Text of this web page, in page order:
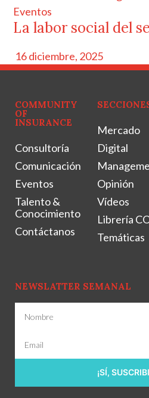
Eventos
La labor social del
16 diciembre, 2025
COMMUNITY
OF
INSURANCE
Consultoría
Comunicación
Eventos
Talento &
Conocimiento
Contáctanos
Mercado
Digital
Opinión
Vídeos
Librería
Temáticas
NEWSLATTER SEMANAL
¡SÍ,